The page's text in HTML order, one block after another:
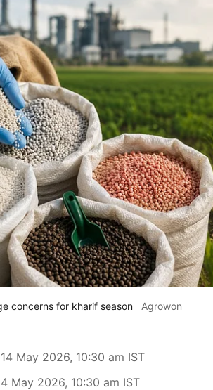
concerns for kharif season Agrowon
14 May 2026, 10:30 am IST
May 2026, 10:30 am IST